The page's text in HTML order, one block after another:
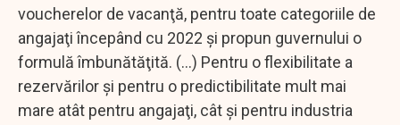
voucherelor de vacanţă, pentru toate categoriile de
angajaţi începând cu 2022 şi propun guvernului o
formulă îmbunătăţită. (...) Pentru o flexibilitate a
rezervărilor şi pentru o predictibilitate mult mai
mare atât pentru angajaţi, cât şi pentru industria